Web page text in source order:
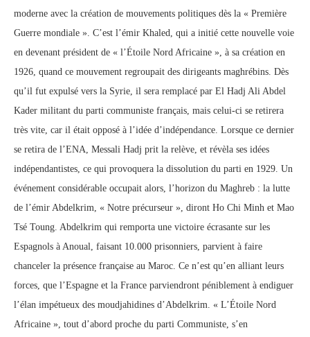
moderne avec la création de mouvements politiques dès la « Première
Guerre mondiale ». C’est l’émir Khaled, qui a initié cette nouvelle voie
en devenant président de « l’Étoile Nord Africaine », à sa création en
1926, quand ce mouvement regroupait des dirigeants maghrébins. Dès
qu’il fut expulsé vers la Syrie, il sera remplacé par El Hadj Ali Abdel
Kader militant du parti communiste français, mais celui-ci se retirera
très vite, car il était opposé à l’idée d’indépendance. Lorsque ce dernier
se retira de l’ENA, Messali Hadj prit la relève, et révèla ses idées
indépendantistes, ce qui provoquera la dissolution du parti en 1929. Un
événement considérable occupait alors, l’horizon du Maghreb : la lutte
de l’émir Abdelkrim, « Notre précurseur », diront Ho Chi Minh et Mao
Tsé Toung. Abdelkrim qui remporta une victoire écrasante sur les
Espagnols à Anoual, faisant 10.000 prisonniers, parvient à faire
chanceler la présence française au Maroc. Ce n’est qu’en alliant leurs
forces, que l’Espagne et la France parviendront péniblement à endiguer
l’élan impétueux des moudjahidines d’Abdelkrim. « L’Étoile Nord
Africaine », tout d’abord proche du parti Communiste, s’en